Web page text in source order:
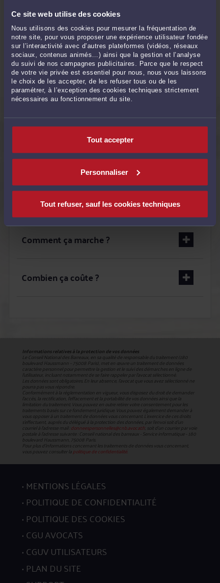
Ce site web utilise des cookies
Nous utilisons des cookies pour mesurer la fréquentation de
notre site, pour vous proposer une expérience utilisateur fondée
sur l’interactivité avec d’autres plateformes (vidéos, réseaux
sociaux, contenus animés…) ainsi que la gestion et l’analyse
du suivi de nos campagnes publicitaires. Parce que le respect
de votre vie privée est essentiel pour nous, nous vous laissons
le choix de les accepter, de les refuser tous ou de les
paramétrer, à l’exception des cookies techniques strictement
nécessaires au fonctionnement du site.
Tout accepter
Personnaliser
Tout refuser, sauf les cookies techniques
2 Faites une demande de rappel
3 Votre avocat vous contacte
QUESTIONS FRÉQUEMMENT POSÉES
Quand utiliser le service ?
C'est pour qui ?
Comment ça marche ?
Combien ça coûte ?
Informations relatives à la protection de vos données
Le Conseil National des Barreaux, en sa qualité de responsable du traitement (180
boulevard Haussmann – 75008 Paris), met en œuvre un traitement de données
caractère personnel pour permettre la gestion et le suivi des démarches en ligne de
l'utilisateur, incluant notamment de se faire rappeler par l'avocat sélectionné.
Les données sont obligatoires. En leur absence, l'avocat que vous avez sélectionné ne
pourra pas vous répondre.
Conformément à la réglementation en vigueur, vous disposez du droit de demander
l'accès, la rectification, l’effacement et la portabilité de vos données ainsi que la
limitation du traitement. Vous pouvez en outre retirer votre consentement pour les
traitements basés sur ce fondement juridique. Vous pouvez également demander à
vous opposer à un traitement de données vous concernant. L’exercice de ces droits
s’effectuent, auprès du délégué à la protection des données, par l’envoi soit d’un
courriel à l’adresse mail : donneespersonnelles@cnb.avocat.fr, soit d’un courrier par voie
postale à l’adresse suivante : Conseil national des barreaux - Service informatique - 180
boulevard Haussmann, 75008 Paris.
Pour plus d’informations concernant les traitements de données vous concernant,
vous pouvez consulter lapolitique de confidentialité.
MENTIONS LÉGALES
POLITIQUE DE CONFIDENTIALITÉ
POLITIQUE DES COOKIES
CGU AVOCATS
CGUV UTILISATEURS
PLAN DU SITE